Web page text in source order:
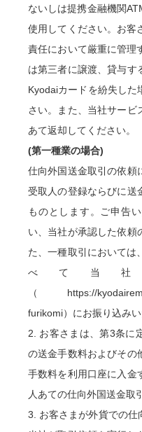
ないしは提携金融機関
使用してください。お客
責任において厳重に管理
は第三者に譲渡、貸与す
Kyodaiカードを紛失した
さい。また、当社サービ
あて返却してください。
(第一種業の場合)
仕向外国送金取引の依頼
受取人の登録ならびに送
ものとします。ご申告
い、当社が承認した依頼
た、一種取引においては
べて当
（https://
furikomi）にお振り込み
2. お客さまは、第3条に
の送金手数料およびその
手数料を利用口座に入金
人あての仕向外国送金取
3. お客さまが外貨での仕